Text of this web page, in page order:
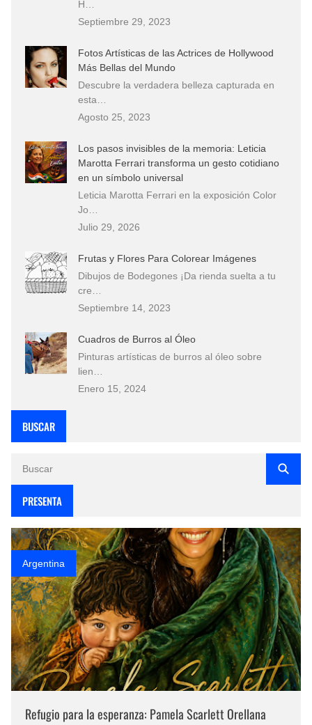
H…
Septiembre 29, 2023
Fotos Artísticas de las Actrices de Hollywood
Más Bellas del Mundo
Descubre la verdadera belleza capturada en
esta…
Agosto 25, 2023
Los pasos invisibles de la memoria: Leticia
Marotta Ferrari transforma un gesto cotidiano
en un símbolo universal
Leticia Marotta Ferrari en la exposición Color
Jo…
Julio 29, 2026
Frutas y Flores Para Colorear Imágenes
Dibujos de Bodegones ¡Da rienda suelta a tu
cre…
Septiembre 14, 2023
Cuadros de Burros al Óleo
Pinturas artísticas de burros al óleo sobre
lien…
Enero 15, 2024
BUSCAR
PRESENTA
Argentina
Refugio para la esperanza: Pamela Scarlett Orellana